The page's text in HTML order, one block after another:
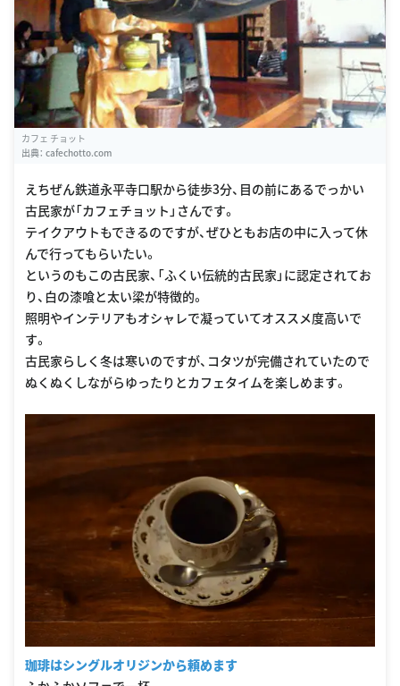
カフェ チョット
出典： cafechotto.com
えちぜん鉄道永平寺口駅から徒歩3分、目の前にあるでっかい
古民家が「カフェチョット」さんです。
テイクアウトもできるのですが、ぜひともお店の中に入って休
んで行ってもらいたい。
というのもこの古民家、「ふくい伝統的古民家」に認定されてお
り、白の漆喰と太い梁が特徴的。
照明やインテリアもオシャレで凝っていてオススメ度高いで
す。
古民家らしく冬は寒いのですが、コタツが完備されていたので
ぬくぬくしながらゆったりとカフェタイムを楽しめます。
珈琲はシングルオリジンから頼めます